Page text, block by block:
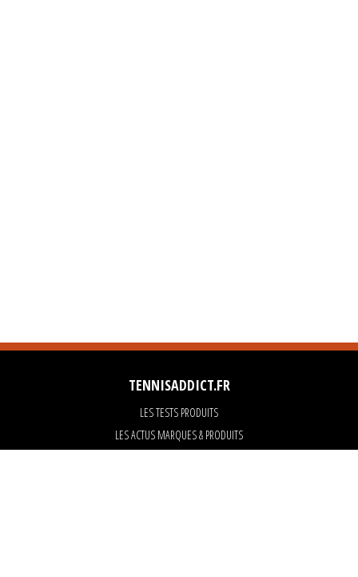
TENNISADDICT.FR
LES TESTS PRODUITS
LES ACTUS MARQUES & PRODUITS